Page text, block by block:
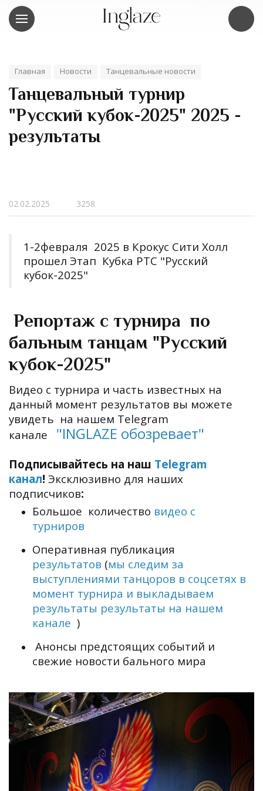
Главная Новости Танцевальные новости
Танцевальный турнир
"Русский кубок-2025" 2025 -
результаты
02.02.2025 3258
1-2февраля 2025 в Крокус Сити Холл
прошел Этап Кубка РТС "Русский
кубок-2025"
Репортаж с турнира по
бальным танцам "Русский
кубок-2025"
Видео с турнира и часть известных на
данный момент результатов вы можете
увидеть на нашем Telegram
канале "INGLAZE обозревает"
Подписывайтесь на наш Telegram
канал! Эксклюзивно для наших
подписчиков:
Большое количество видео c
турниров
Оперативная публикация
результатов (мы следим за
выступлениями танцоров в соцсетях в
момент турнира и выкладываем
результаты результаты на нашем
канале )
Анонсы предстоящих событий и
свежие новости бального мира